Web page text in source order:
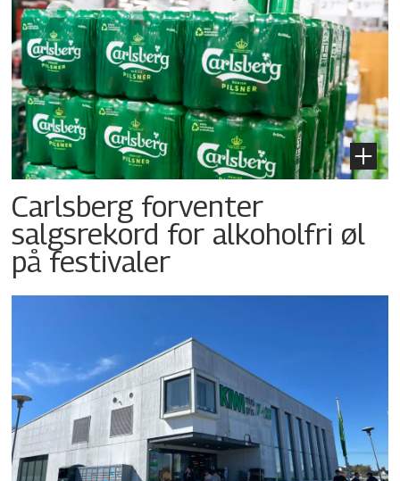
Carlsberg forventer
salgsrekord for alkoholfri øl
på festivaler